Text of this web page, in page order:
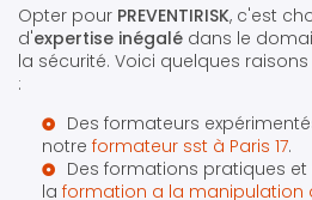
Opter pour PREVENTIRISK, c'est
d'expertise inégalé dans le
la sécurité. Voici quelques
:
Des formateurs
notre formateur sst à Paris 17.
Des formations pratiques
la formation a la manipulation